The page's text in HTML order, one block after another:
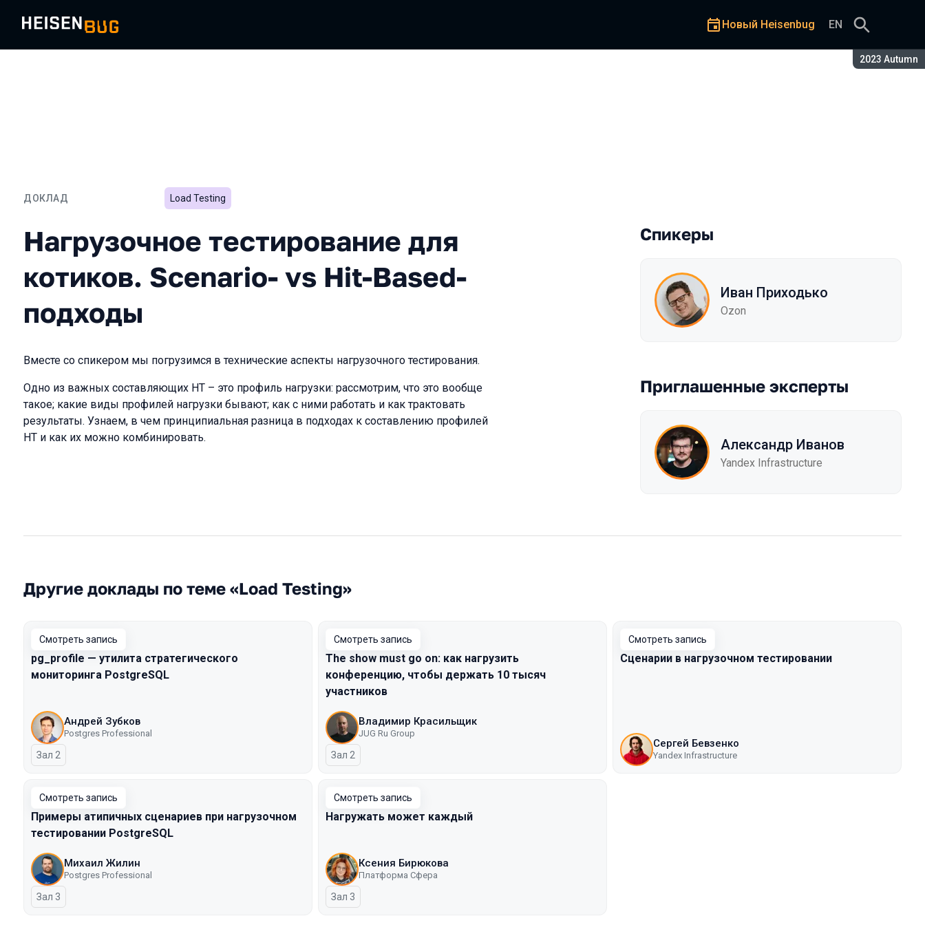
Сезон:
2023 Autumn
Новый Heisenbug EN
ДОКЛАД
Нагрузочное тестирование для котиков. Scenario- vs Hit-Based-подходы
Load Testing
Нагрузочное тестирование для
котиков. Scenario- vs Hit-Based-
подходы
Вместе со спикером мы погрузимся в технические аспекты нагрузочного тестирования.
Одно из важных составляющих НТ – это профиль нагрузки: рассмотрим, что это вообще
такое; какие виды профилей нагрузки бывают; как с ними работать и как трактовать
результаты. Узнаем, в чем принципиальная разница в подходах к составлению профилей
НТ и как их можно комбинировать.
Спикеры
Иван Приходько
Ozon
Приглашенные эксперты
Александр Иванов
Yandex Infrastructure
Другие доклады по теме «Load Testing»
Смотреть запись
pg_profile — утилита стратегического
мониторинга PostgreSQL
Андрей Зубков
Postgres Professional
Зал 2
Смотреть запись
The show must go on: как нагрузить
конференцию, чтобы держать 10 тысяч
участников
Владимир Красильщик
JUG Ru Group
Зал 2
Смотреть запись
Сценарии в нагрузочном тестировании
Сергей Бевзенко
Yandex Infrastructure
Смотреть запись
Примеры атипичных сценариев при нагрузочном
тестировании PostgreSQL
Михаил Жилин
Postgres Professional
Зал 3
Смотреть запись
Нагружать может каждый
Ксения Бирюкова
Платформа Сфера
Зал 3